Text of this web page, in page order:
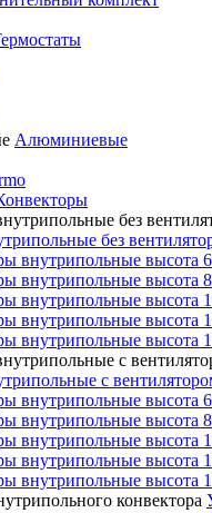
Алюминиевые
без
внутрипольные высота
внутрипольные высота
внутрипольные высота
внутрипольные высота
внутрипольные высота
с
внутрипольные высота
внутрипольные высота
внутрипольные высота
внутрипольные высота
внутрипольные высота